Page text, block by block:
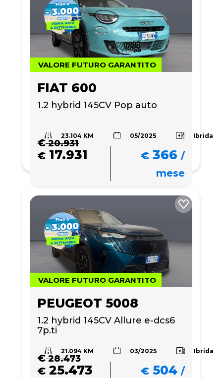
VALORE FUTURO GARANTITO
FIAT 600
1.2 hybrid 145CV Pop auto
23.104 KM 05/2025 Ibrida
€20.931
€ 17.931 € 366 /
mese
VALORE FUTURO GARANTITO
PEUGEOT 5008
1.2 hybrid 145CV Allure e-dcs6
7p.ti
21.094 KM 03/2025 Ibrida
€28.473
€ 25.473 € 504 /